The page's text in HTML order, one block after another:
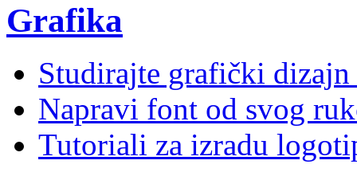
Grafika
Studirajte grafički dizajn
Napravi font od svog
Tutoriali za izradu